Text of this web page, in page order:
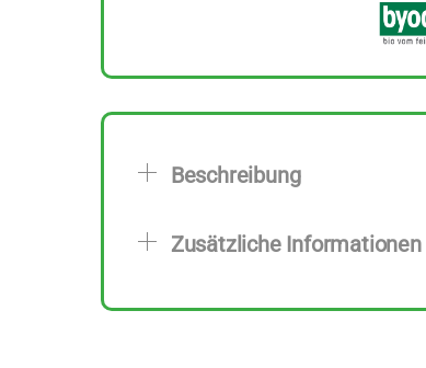
Beschreibung
Zusätzliche Informationen